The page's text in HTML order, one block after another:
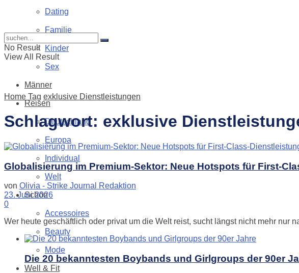
Dating
Familie
Kinder
Sex
Männer
Reisen
Deutschland
Europa
Individual
Welt
Schön
Accessoires
Beauty
Mode
Well & Fit
No Result
View All Result
Home Tag exklusive Dienstleistungen
Schlagwort: exklusive
Globalisierung im Premium-Sektor: Neue Hotspots für First-
von Olivia - Strike Journal Redaktion
23. Juni 2026
0
Wer heute geschäftlich oder privat um die Welt reist, sucht längst nicht mehr nur
Die 20 bekanntesten Boybands und Girlgroups der 90er